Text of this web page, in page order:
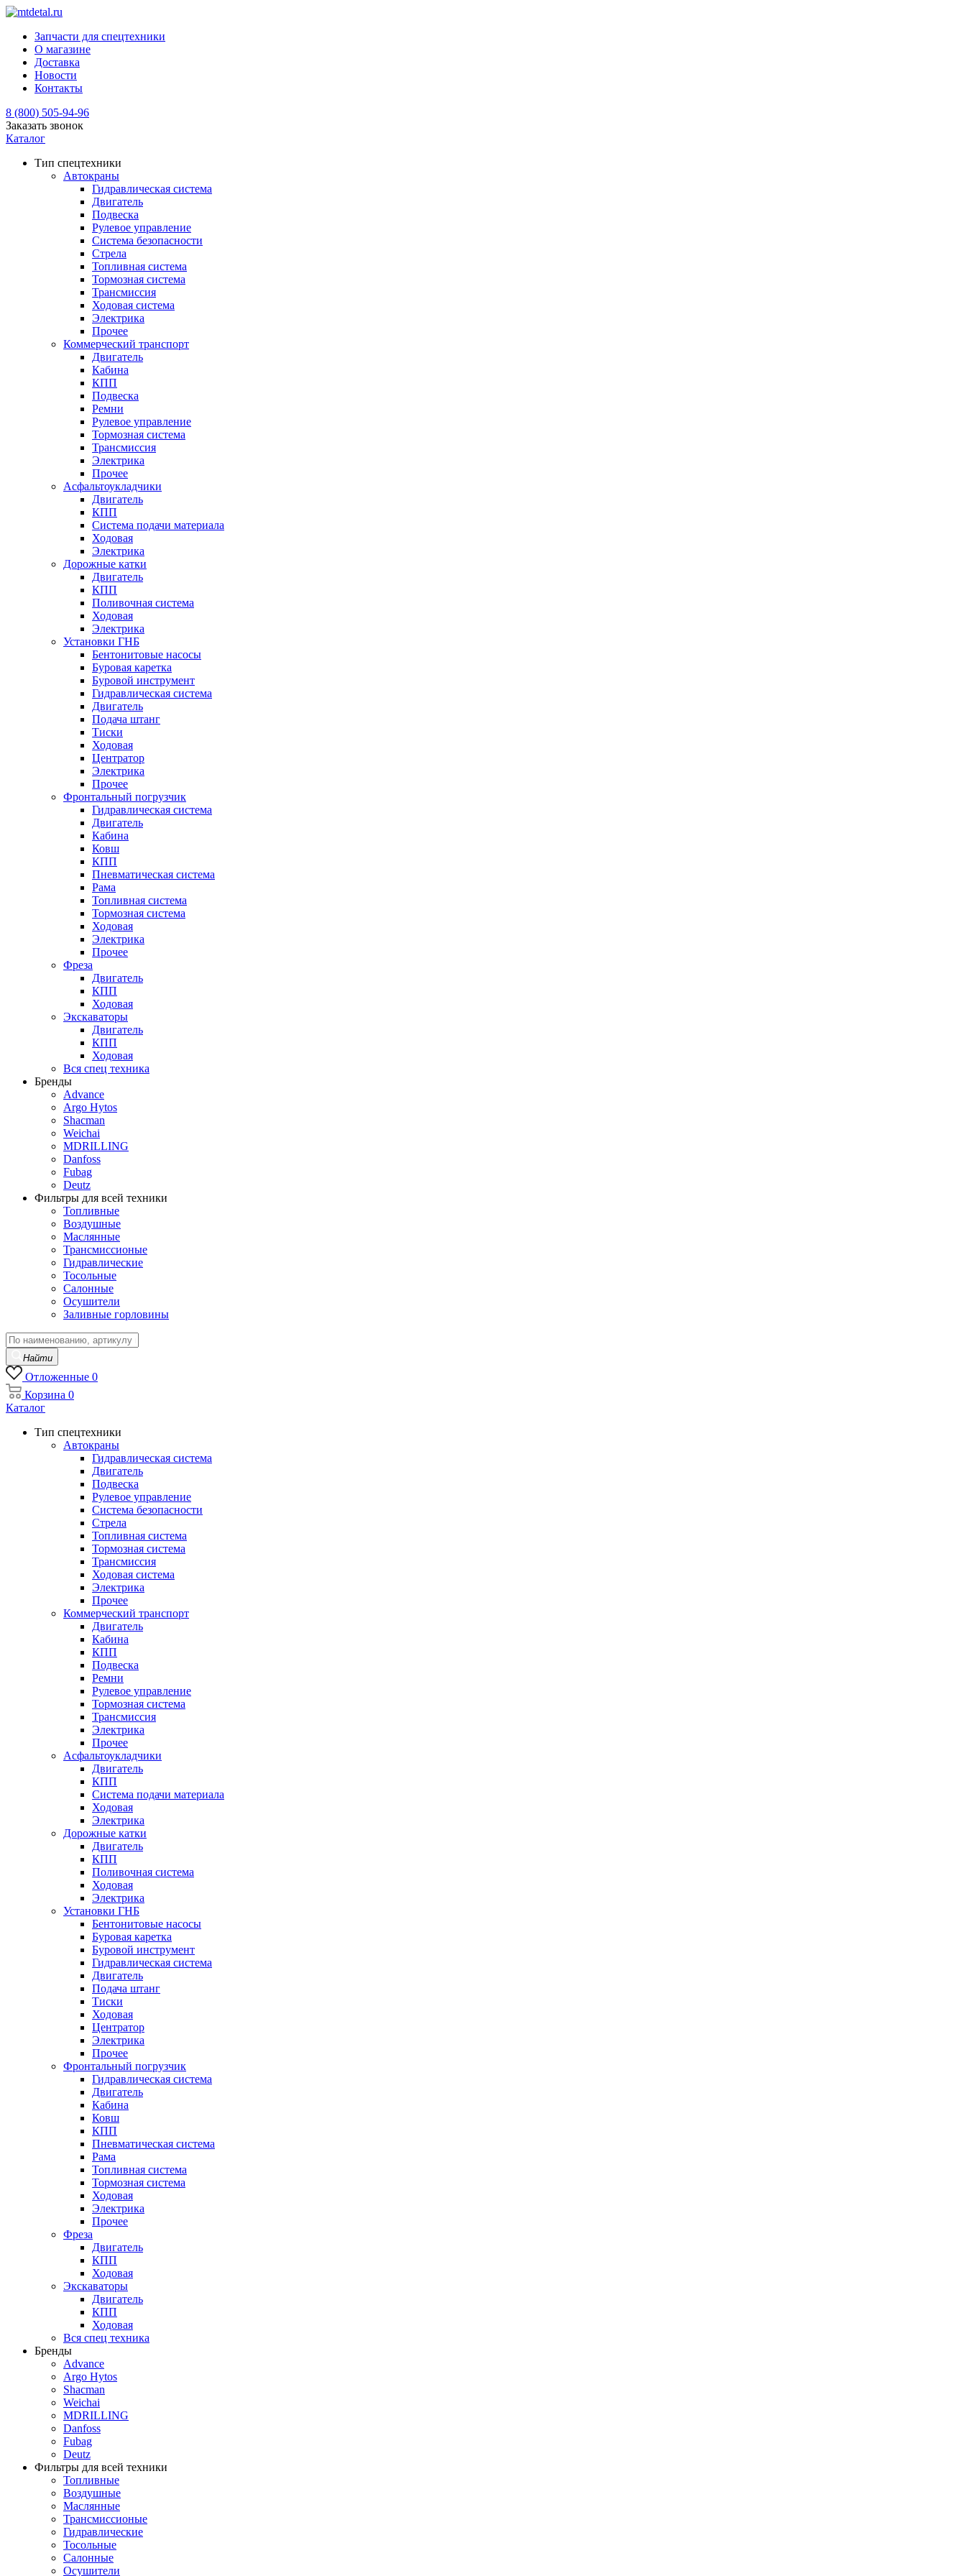
Запчасти для спецтехники
О магазине
Доставка
Новости
Контакты
8 (800) 505-94-96
Заказать звонок
Каталог
Тип спецтехники
Автокраны
Гидравлическая система
Двигатель
Подвеска
Рулевое управление
Система безопасности
Стрела
Топливная система
Тормозная система
Трансмиссия
Ходовая система
Электрика
Прочее
Коммерческий транспорт
Двигатель
Кабина
КПП
Подвеска
Ремни
Рулевое управление
Тормозная система
Трансмиссия
Электрика
Прочее
Асфальтоукладчики
Двигатель
КПП
Система подачи материала
Ходовая
Электрика
Дорожные катки
Двигатель
КПП
Поливочная система
Ходовая
Электрика
Установки ГНБ
Бентонитовые насосы
Буровая каретка
Буровой инструмент
Гидравлическая система
Двигатель
Подача штанг
Тиски
Ходовая
Центратор
Электрика
Прочее
Фронтальный погрузчик
Гидравлическая система
Двигатель
Кабина
Ковш
КПП
Пневматическая система
Рама
Топливная система
Тормозная система
Ходовая
Электрика
Прочее
Фреза
Двигатель
КПП
Ходовая
Экскаваторы
Двигатель
КПП
Ходовая
Вся спец техника
Бренды
Advance
Argo Hytos
Shacman
Weichai
MDRILLING
Danfoss
Fubag
Deutz
Фильтры для всей техники
Топливные
Воздушные
Маслянные
Трансмиссионые
Гидравлические
Тосольные
Салонные
Осушители
Заливные горловины
Найти
Отложенные 0
Корзина 0
Каталог
Тип спецтехники
Автокраны
Гидравлическая система
Двигатель
Подвеска
Рулевое управление
Система безопасности
Стрела
Топливная система
Тормозная система
Трансмиссия
Ходовая система
Электрика
Прочее
Коммерческий транспорт
Двигатель
Кабина
КПП
Подвеска
Ремни
Рулевое управление
Тормозная система
Трансмиссия
Электрика
Прочее
Асфальтоукладчики
Двигатель
КПП
Система подачи материала
Ходовая
Электрика
Дорожные катки
Двигатель
КПП
Поливочная система
Ходовая
Электрика
Установки ГНБ
Бентонитовые насосы
Буровая каретка
Буровой инструмент
Гидравлическая система
Двигатель
Подача штанг
Тиски
Ходовая
Центратор
Электрика
Прочее
Фронтальный погрузчик
Гидравлическая система
Двигатель
Кабина
Ковш
КПП
Пневматическая система
Рама
Топливная система
Тормозная система
Ходовая
Электрика
Прочее
Фреза
Двигатель
КПП
Ходовая
Экскаваторы
Двигатель
КПП
Ходовая
Вся спец техника
Бренды
Advance
Argo Hytos
Shacman
Weichai
MDRILLING
Danfoss
Fubag
Deutz
Фильтры для всей техники
Топливные
Воздушные
Маслянные
Трансмиссионые
Гидравлические
Тосольные
Салонные
Осушители